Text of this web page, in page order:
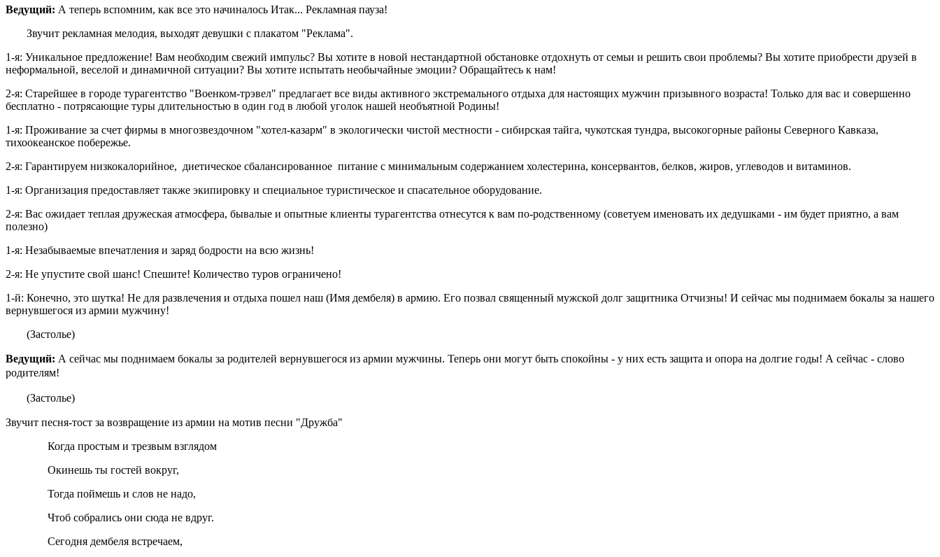
Ведущий: А теперь вспомним, как все это начиналось Итак... Рекламная пауза!
Звучит рекламная мелодия, выходят девушки с плакатом "Реклама".
1-я: Уникальное предложение! Вам необходим свежий импульс? Вы хотите в новой нестандартной обстановке отдохнуть от семьи и решить свои проблемы? Вы хотите приобрести друзей в
неформальной, веселой и динамичной ситуации? Вы хотите испытать необычайные эмоции? Обращайтесь к нам!
2-я: Старейшее в городе турагентство "Военком-трэвел" предлагает все виды активного экстремального отдыха для настоящих мужчин призывного возраста! Только для вас и совершенно
бесплатно - потрясающие туры длительностью в один год в любой уголок нашей необъятной Родины!
1-я: Проживание за счет фирмы в многозвездочном "хотел-казарм" в экологически чистой местности - сибирская тайга, чукотская тундра, высокогорные районы Северного Кавказа,
тихоокеанское побережье.
2-я: Гарантируем низкокалорийное, диетическое сбалансированное питание с минимальным содержанием холестерина, консервантов, белков, жиров, углеводов и витаминов.
1-я: Организация предоставляет также экипировку и специальное туристическое и спасательное оборудование.
2-я: Вас ожидает теплая дружеская атмосфера, бывалые и опытные клиенты турагентства отнесутся к вам по-родственному (советуем именовать их дедушками - им будет приятно, а вам
полезно)
1-я: Незабываемые впечатления и заряд бодрости на всю жизнь!
2-я: Не упустите свой шанс! Спешите! Количество туров ограничено!
1-й: Конечно, это шутка! Не для развлечения и отдыха пошел наш (Имя дембеля) в армию. Его позвал священный мужской долг защитника Отчизны! И сейчас мы поднимаем бокалы за нашего
вернувшегося из армии мужчину!
(Застолье)
Ведущий: А сейчас мы поднимаем бокалы за родителей вернувшегося из армии мужчины. Теперь они могут быть спокойны - у них есть защита и опора на долгие годы! А сейчас - слово
родителям!
(Застолье)
Звучит песня-тост за возвращение из армии на мотив песни "Дружба"
Когда простым и трезвым взглядом
Окинешь ты гостей вокруг,
Тогда поймешь и слов не надо,
Чтоб собрались они сюда не вдруг.
Сегодня дембеля встречаем,